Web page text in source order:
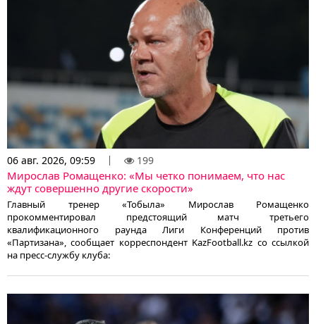
06 авг. 2026, 09:59 199
Мирослав Ромащенко: «Мы четко понимаем, что нас
ждут совершенно другие скорости»
Главный тренер «Тобыла» Мирослав Ромащенко
прокомментировал предстоящий матч третьего
квалификационного раунда Лиги Конференций против
«Партизана», сообщает корреспондент KazFootball.kz со ссылкой
на пресс-службу клуба: